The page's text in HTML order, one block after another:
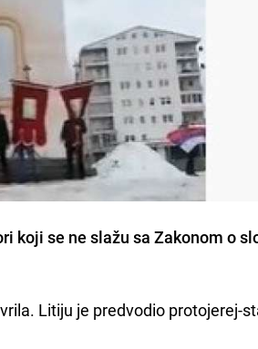
koji se ne slažu sa Zakonom o
Litiju je predvodio protojerej-